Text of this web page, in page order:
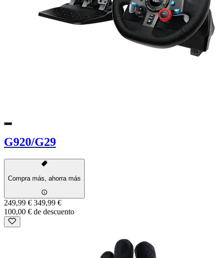
G920/G29
Compra más, ahorra más
249,99 € 349,99 €
100,00 € de descuento